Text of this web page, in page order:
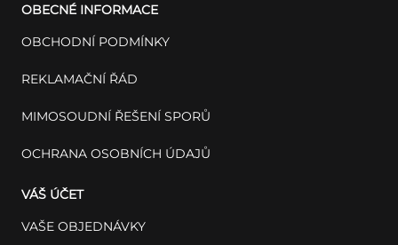
OBECNÉ INFORMACE
OBCHODNÍ PODMÍNKY
REKLAMAČNÍ ŘÁD
MIMOSOUDNÍ ŘEŠENÍ SPORŮ
OCHRANA OSOBNÍCH ÚDAJŮ
VÁŠ ÚČET
VAŠE OBJEDNÁVKY